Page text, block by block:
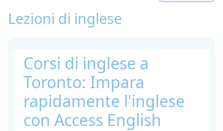
Lezioni di inglese
Corsi di inglese a
Toronto: Impara
rapidamente l'inglese
con Access English